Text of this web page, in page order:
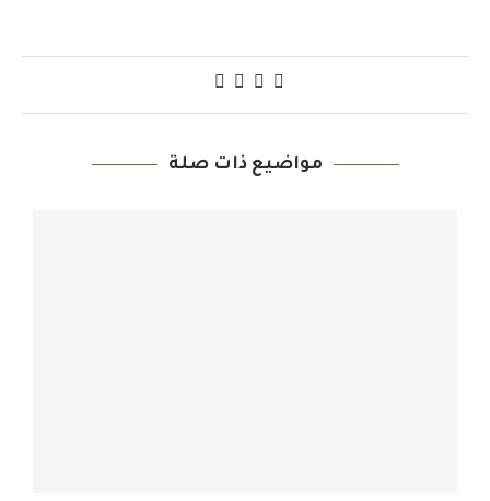
مواضيع ذات صلة